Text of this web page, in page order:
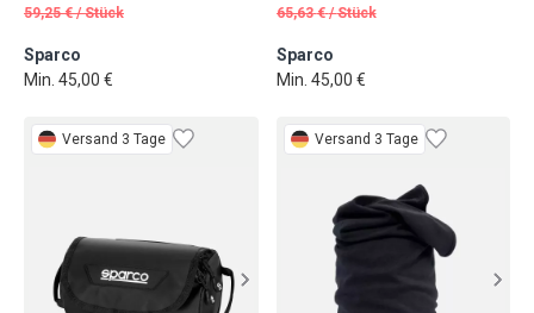
59,25 € /Stück
Sparco
Min. 45,00 €
65,63 € /Stück
Sparco
Min. 45,00 €
Versand 3 Tage Versand 3 Tage